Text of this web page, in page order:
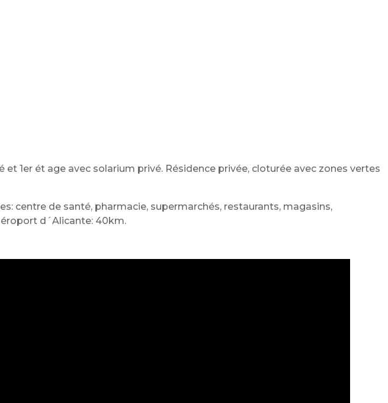
1er ét age avec solarium privé. Résidence privée, cloturée avec zones vertes
centre de santé, pharmacie, supermarchés, restaurants, magasins,
d´Alicante: 40km.